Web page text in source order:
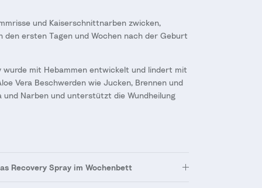
und Kaiserschnittnarben zwicken,
den ersten Tagen und Wochen nach der Geburt
wurde mit Hebammen entwickelt und lindert mit
Vera Beschwerden wie Jucken, Brennen und
und Narben und unterstützt die Wundheilung
Recovery Spray im Wochenbett